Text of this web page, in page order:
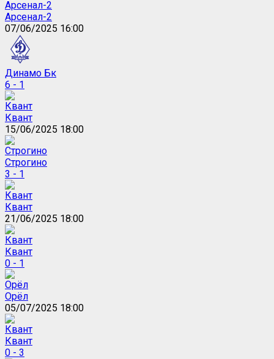
Арсенал-2
07/06/2025 16:00
Динамо Бк
6 - 1
Квант
15/06/2025 18:00
Строгино
3 - 1
Квант
21/06/2025 18:00
Квант
0 - 1
Орёл
05/07/2025 18:00
Квант
0 - 3